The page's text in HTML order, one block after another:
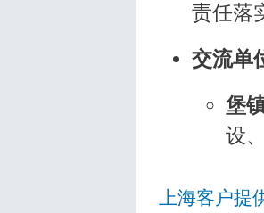
责任落
交流单
堡
设
上海客户